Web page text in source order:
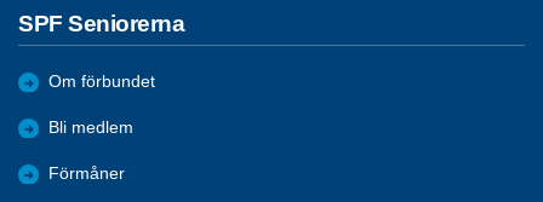
SPF Seniorerna
Om förbundet
Bli medlem
Förmåner